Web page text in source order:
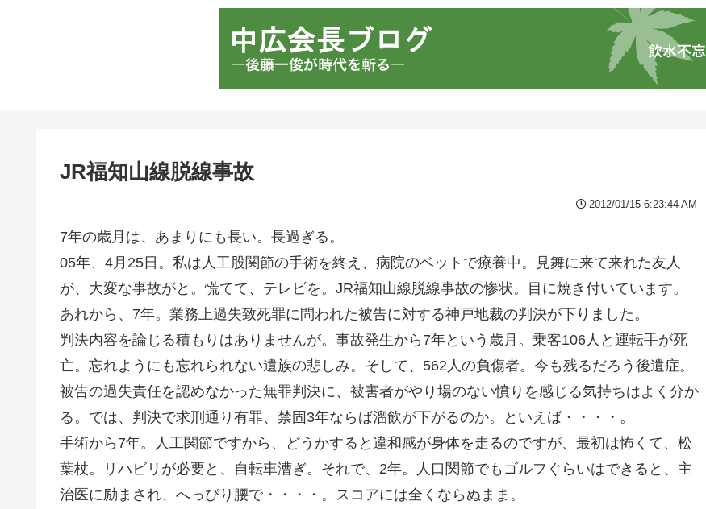
JR福知山線脱線事故
2012/01/15 6:23:44 AM
7年の歳月は、あまりにも長い。長過ぎる。
05年、4月25日。私は人工股関節の手術を終え、病院のベットで療養中。見舞に来て来れた友人
が、大変な事故がと。慌てて、テレビを。JR福知山線脱線事故の惨状。目に焼き付いています。
あれから、7年。業務上過失致死罪に問われた被告に対する神戸地裁の判決が下りました。
判決内容を論じる積もりはありませんが。事故発生から7年という歳月。乗客106人と運転手が死
亡。忘れようにも忘れられない遺族の悲しみ。そして、562人の負傷者。今も残るだろう後遺症。
被告の過失責任を認めなかった無罪判決に、被害者がやり場のない憤りを感じる気持ちはよく分か
る。では、判決で求刑通り有罪、禁固3年ならば溜飲が下がるのか。といえば・・・・。
手術から7年。人工関節ですから、どうかすると違和感が身体を走るのですが、最初は怖くて、松
葉杖。リハビリが必要と、自転車漕ぎ。それで、2年。人口関節でもゴルフぐらいはできると、主
治医に励まされ、へっぴり腰で・・・・。スコアには全くならぬまま。